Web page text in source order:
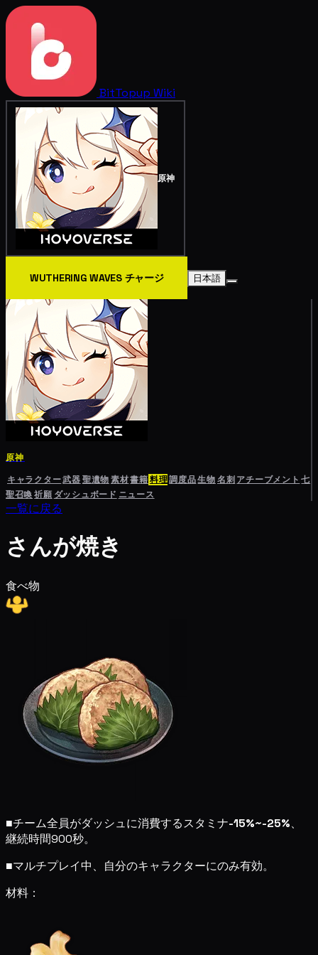
BitTopup Wiki
原神
WUTHERING WAVES チャージ 日本語
原神
キャラクター武器聖遺物素材書籍料理調度品生物名刺 アチーブメント 七
聖召喚祈願 ダッシュボード ニュース
一覧に戻る
さんが焼き
食べ物
■チーム全員がダッシュに消費するスタミナ-15%~-25%、
継続時間900秒。
■マルチプレイ中、自分のキャラクターにのみ有効。
材料：